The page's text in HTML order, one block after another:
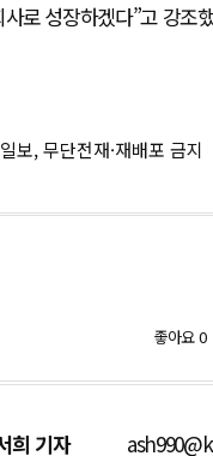
로 성장하겠다”고 강조
, 무단전재·재배포 금지
좋아요 0
희 기자